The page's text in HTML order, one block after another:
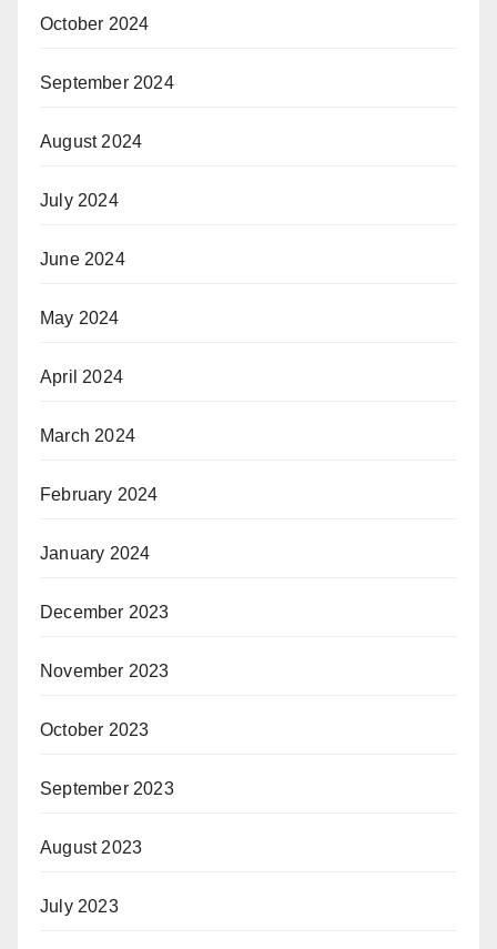
October 2024
September 2024
August 2024
July 2024
June 2024
May 2024
April 2024
March 2024
February 2024
January 2024
December 2023
November 2023
October 2023
September 2023
August 2023
July 2023